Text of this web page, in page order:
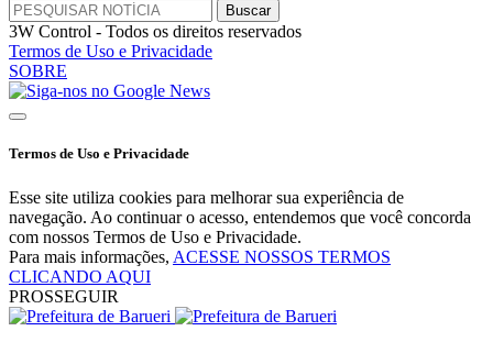
3W Control - Todos os direitos reservados
Termos de Uso e Privacidade
SOBRE
Termos de Uso e Privacidade
Esse site utiliza cookies para melhorar sua experiência de
navegação. Ao continuar o acesso, entendemos que você concorda
com nossos Termos de Uso e Privacidade.
Para mais informações, ACESSE NOSSOS TERMOS
CLICANDO AQUI
PROSSEGUIR